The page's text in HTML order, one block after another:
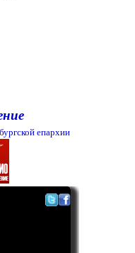
епархии